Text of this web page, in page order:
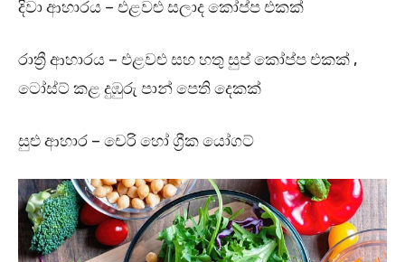
දිවා ආහාරය – එළවළු සලාද කෝප්ප එකක්
රාත්‍රී ආහාරය – එළවළු සහ හතු සුප් කෝප්ප එකක් ,
ටෝස්ට් කළ දුඹුරු පාන් පෙති දෙකක්
සුළු ආහාර – චෙරි හෝ ග්‍රීක යෝගට්